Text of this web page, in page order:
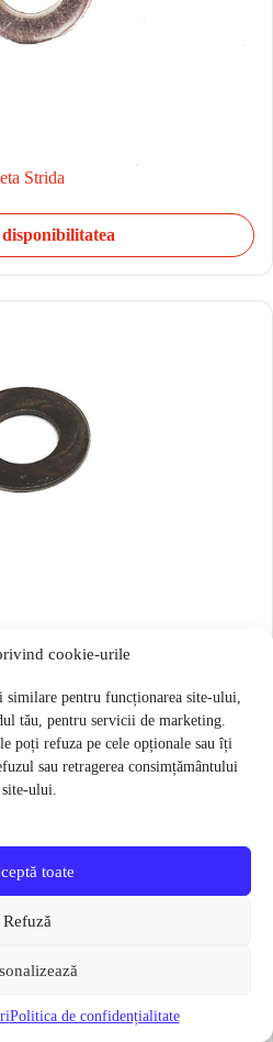
cookie-urile
pentru funcționarea site-ului,
tău, pentru servicii de marketing.
poți refuza pe cele opționale sau îți
sau retragerea consimțământului
ului.
toate
Refuză
Politica de confidențialitate
Strida
catalogul actual
pentru roți